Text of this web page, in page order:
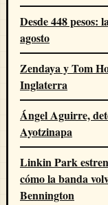
Desde 448 pesos:
agosto
Zendaya y Tom
Inglaterra
Ángel Aguirre,
Ayotzinapa
Linkin Park
cómo la banda
Bennington